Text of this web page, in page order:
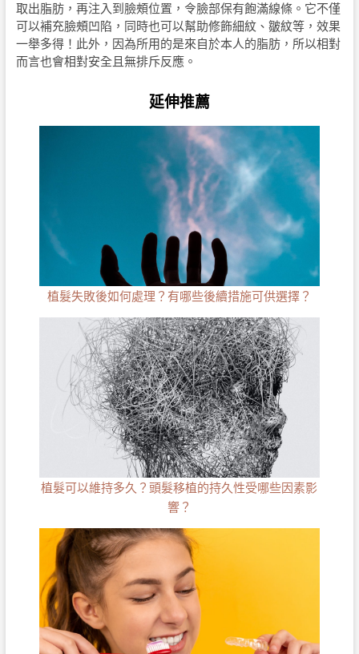
取出脂肪，再注入到臉頰位置，令臉部保有飽滿線條。它不僅
可以補充臉頰凹陷，同時也可以幫助修飾細紋、皺紋等，效果
一舉多得！此外，因為所用的是來自於本人的脂肪，所以相對
而言也會相對安全且無排斥反應。
延伸推薦
植髮失敗後如何處理？有哪些後續措施可供選擇？
植髮可以維持多久？頭髮移植的持久性受哪些因素影
響？